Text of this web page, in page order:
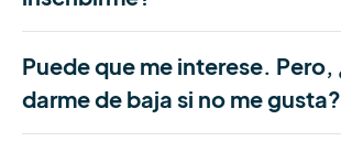
Puede que me interese.
darme de baja si no me gusta?